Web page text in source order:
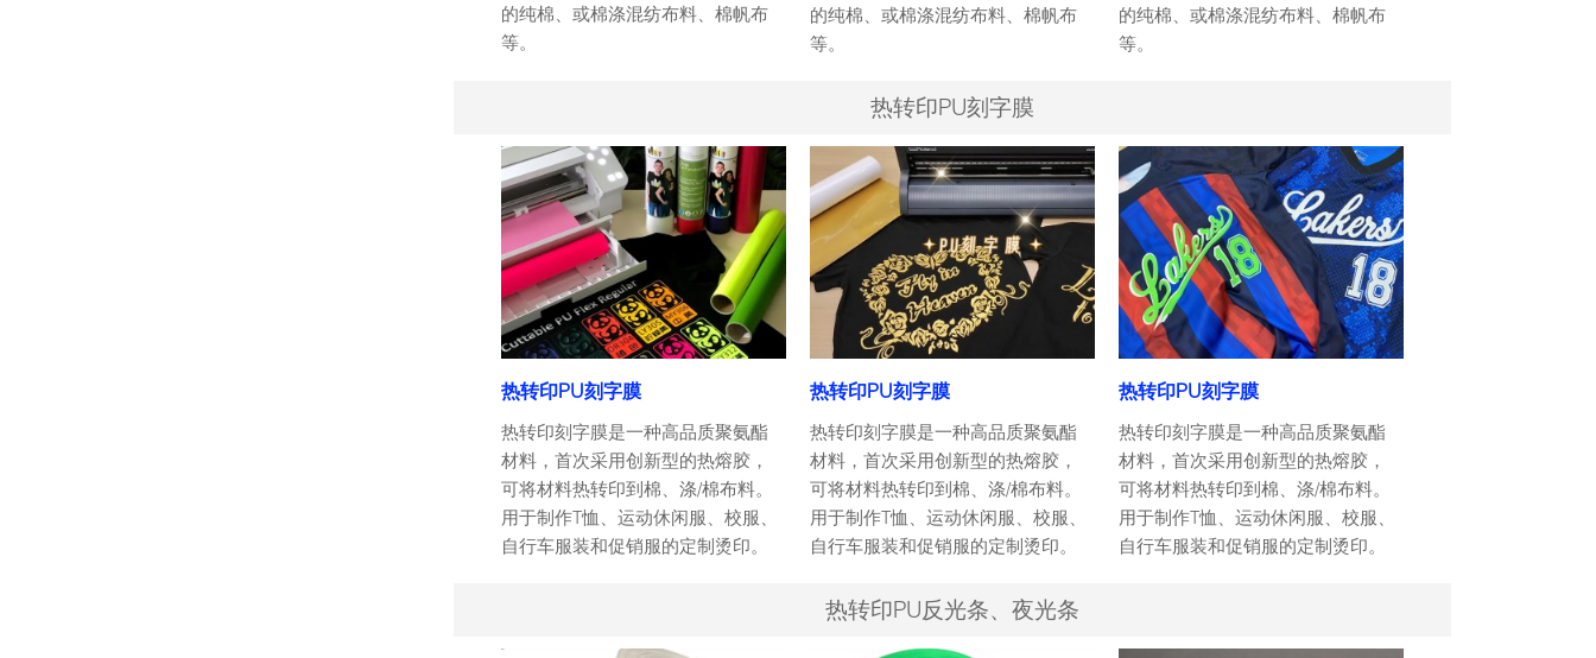
的纯棉、或棉涤混纺布料、棉帆布
等。
的纯棉、或棉涤混纺布料、棉帆布
等。
的纯棉、或棉涤混纺布料、棉帆布
等。
热转印PU刻字膜
热转印PU刻字膜
热转印刻字膜是一种高品质聚氨酯
材料，首次采用创新型的热熔胶，
可将材料热转印到棉、涤/棉布料。
用于制作T恤、运动休闲服、校服、
自行车服装和促销服的定制烫印。
热转印PU刻字膜
热转印刻字膜是一种高品质聚氨酯
材料，首次采用创新型的热熔胶，
可将材料热转印到棉、涤/棉布料。
用于制作T恤、运动休闲服、校服、
自行车服装和促销服的定制烫印。
热转印PU刻字膜
热转印刻字膜是一种高品质聚氨酯
材料，首次采用创新型的热熔胶，
可将材料热转印到棉、涤/棉布料。
用于制作T恤、运动休闲服、校服、
自行车服装和促销服的定制烫印。
热转印PU反光条、夜光条